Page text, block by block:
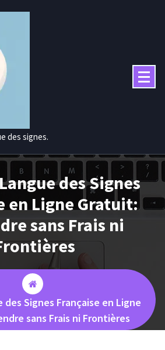
des signes.
des Signes
en Ligne Gratuit:
sans Frais ni
des Signes Française en Ligne
sans Frais ni Frontières